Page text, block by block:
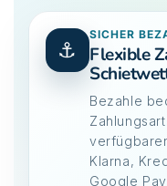
⚓
SICHER
Flexible
Bezahle
Klarna,
Google Pay.